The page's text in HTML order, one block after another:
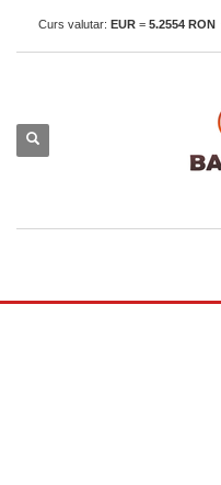
Curs valutar: EUR = 5.2554 RON